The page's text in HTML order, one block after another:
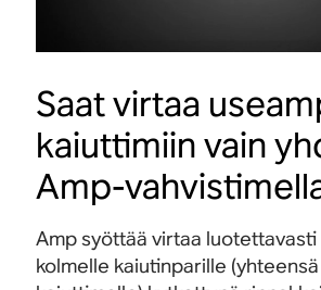
Saat virtaa
kaiuttimiin vain
Amp-
Amp syöttää virtaa
kolmelle kaiutinparille